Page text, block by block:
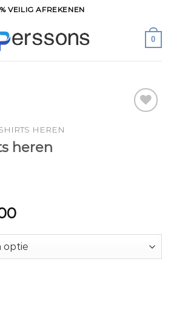
VEILIG AFREKENEN
0
HEREN
heren